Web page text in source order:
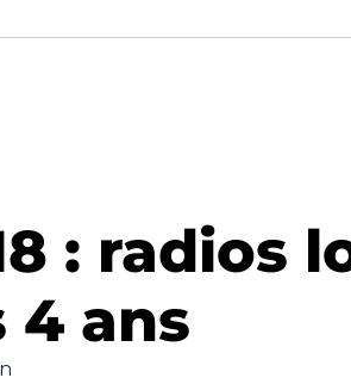
: radios
4 ans